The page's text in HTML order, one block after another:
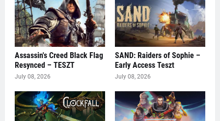
Assassin's Creed Black Flag
Resynced – TESZT
July 08, 2026
SAND: Raiders of Sophie –
Early Access Teszt
July 08, 2026